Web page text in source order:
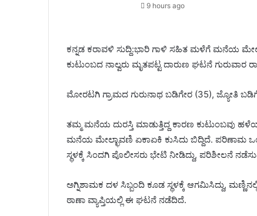
9 hours ago
ಕನ್ನಡ ಕರಾವಳಿ ಸುದ್ದಿ:ಭಾರಿ ಗಾಳಿ ಸಹಿತ‌ ಮಳೆಗೆ ಮನೆಯ
ಕುಟುಂಬದ ನಾಲ್ವರು ಮೃತಪಟ್ಟ ದಾರುಣ ಘಟನೆ
ಮೋರಟಗಿ ಗ್ರಾಮದ ಗುರುನಾಥ ಬಡಿಗೇರ (35), ಜ್ಯೋತಿ
ತಮ್ಮ ಮನೆಯ ದುರಸ್ತಿ ಮಾಡುತ್ತಿದ್ದ ಕಾರಣ ಕುಟುಂಬವು
ಮನೆಯ ಮೇಲ್ಛಾವಣಿ ಏಕಾಏಕಿ ಕುಸಿದು ಬಿದ್ದಿದೆ. ಪರಿಣಾಮ
ಸ್ಥಳಕ್ಕೆ ಸಿಂದಗಿ ಪೊಲೀಸರು ಭೇಟಿ ನೀಡಿದ್ದು, ಪರಿಶೀಲನೆ
ಅಗ್ನಿಶಾಮಕ ದಳ ಸಿಬ್ಬಂದಿ ಕೂಡ ಸ್ಥಳಕ್ಕೆ ಆಗಮಿಸಿದ್ದು,
ಠಾಣಾ ವ್ಯಾಪ್ತಿಯಲ್ಲಿ ಈ ಘಟನೆ ನಡೆದಿದೆ.